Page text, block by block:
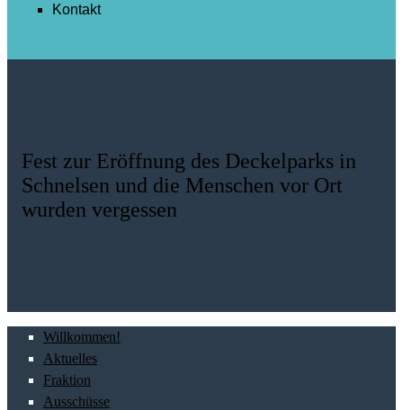
Kontakt
Fest zur Eröffnung des Deckelparks in
Schnelsen und die Menschen vor Ort
wurden vergessen
Willkommen!
Aktuelles
Fraktion
Ausschüsse